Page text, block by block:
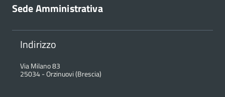
Sede Amministrativa
Indirizzo
Via Milano 83
25034-Orzinuovi (Brescia)